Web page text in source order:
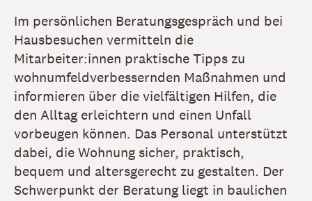
Im persönlichen Beratungsgespräch und bei
Hausbesuchen vermitteln die
Mitarbeiter:innen praktische Tipps zu
wohnumfeldverbessernden Maßnahmen und
informieren über die vielfältigen Hilfen, die
den Alltag erleichtern und einen Unfall
vorbeugen können. Das Personal unterstützt
dabei, die Wohnung sicher, praktisch,
bequem und altersgerecht zu gestalten. Der
Schwerpunkt der Beratung liegt in baulichen